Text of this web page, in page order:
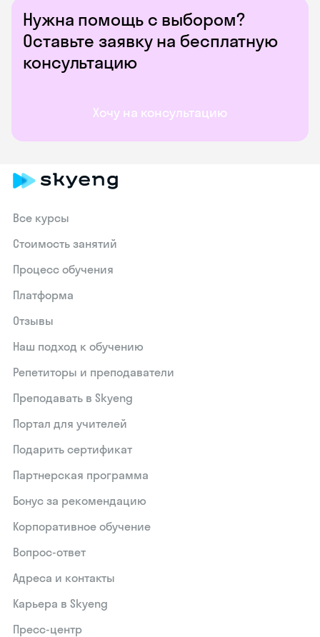
Нужна помощь с выбором?
Оставьте заявку на бесплатную
консультацию
Хочу на консультацию
Все курсы
Стоимость занятий
Процесс обучения
Платформа
Отзывы
Наш подход к обучению
Репетиторы и преподаватели
Преподавать в Skyeng
Портал для учителей
Подарить сертификат
Партнерская программа
Бонус за рекомендацию
Корпоративное обучение
Вопрос-ответ
Адреса и контакты
Карьера в Skyeng
Пресс-центр